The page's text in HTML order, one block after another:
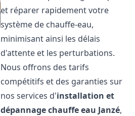
et réparer rapidement votre
système de chauffe-eau,
minimisant ainsi les délais
d'attente et les perturbations.
Nous offrons des tarifs
compétitifs et des garanties sur
nos services d'installation et
dépannage chauffe eau Janzé,